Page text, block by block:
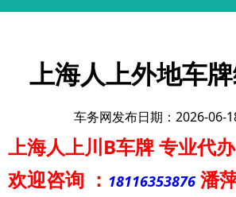
上海人上外地车
车务网发布日期：2026-06-
上海人上川B车牌专业代办
欢迎咨询 ： 18116353876 潘